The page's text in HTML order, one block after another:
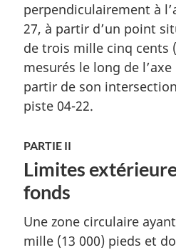
perpendiculairement à
27, à partir d’un point
de trois mille cinq cents
mesurés le long de
partir de son
piste 04-22.
PARTIE II
Limites
fonds
Une zone circulaire
mille (13 000) pieds et